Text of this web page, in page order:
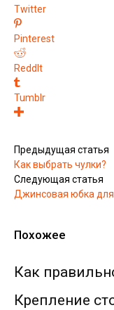
Twitter
Pinterest
ReddIt
Tumblr
Предыдущая статья
Как выбрать чулки?
Следующая статья
Джинсовая юбка
Похожее
Как
Крепление